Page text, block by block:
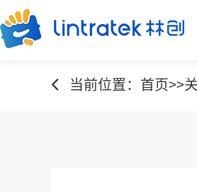
当前位置： 首页>>